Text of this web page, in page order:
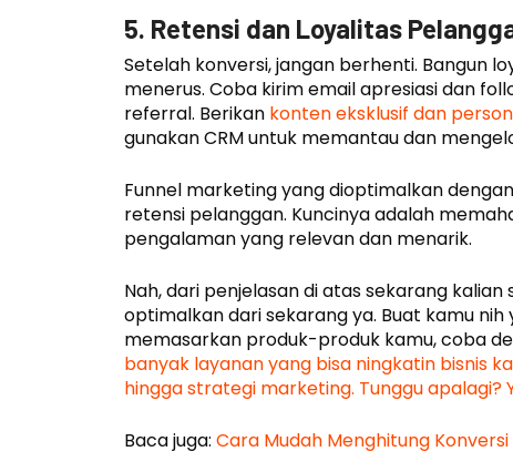
5. Retensi dan Loyalitas
Setelah konversi, jangan berhenti. Bangun
menerus. Coba kirim email apresiasi dan
referral. Berikan konten eksklusif dan
gunakan CRM untuk memantau dan
Funnel marketing yang dioptimalkan
retensi pelanggan. Kuncinya adalah
pengalaman yang relevan dan menarik.
Nah, dari penjelasan di atas sekarang
optimalkan dari sekarang ya. Buat kamu
memasarkan produk-produk kamu, coba
banyak layanan yang bisa ningkatin bisnis
hingga strategi marketing. Tunggu apalagi?
Baca juga: Cara Mudah Menghitung